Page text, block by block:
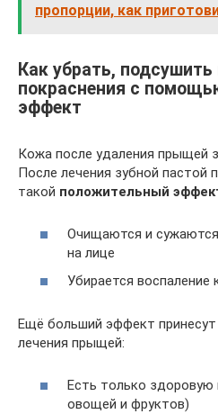
пропорции, как
Как убрать,
покраснения с
эффект
Кожа после удаления прыщей
После лечения зубной
такой положительный
Очищаются и
на лице
Убирается воспаление
Ещё больший эффект
лечения прыщей:
Есть только
овощей и фруктов)